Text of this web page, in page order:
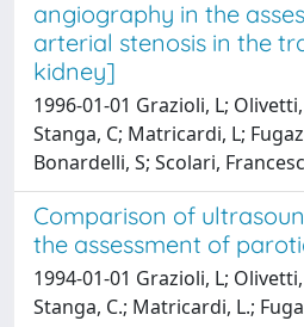
angiography in the
arterial stenosis in the
kidney]
1996-01-01 Grazioli, L;
Stanga, C; Matricardi, L;
Bonardelli, S; Scolari,
Comparison of
the assessment of
1994-01-01 Grazioli, L;
Stanga, C.; Matricardi, L.;